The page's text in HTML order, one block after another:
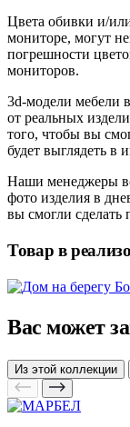
Цвета обивки и/
мониторе, могут
погрешности
мониторов.
3d-модели мебели
от реальных
того, чтобы вы
будет выглядеть в
Наши менеджеры
фото изделия в
вы смогли
Товар в
Вас может
Из этой коллекции